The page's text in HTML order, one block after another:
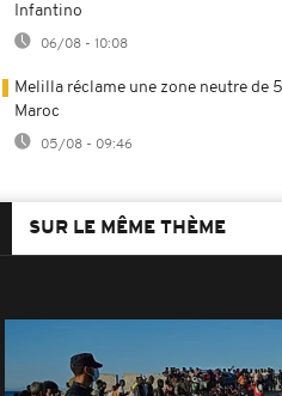
Infantino
06/08 - 10:08
Melilla réclame une zone neutre de
Maroc
05/08 - 09:46
SUR LE MÊME THÈME